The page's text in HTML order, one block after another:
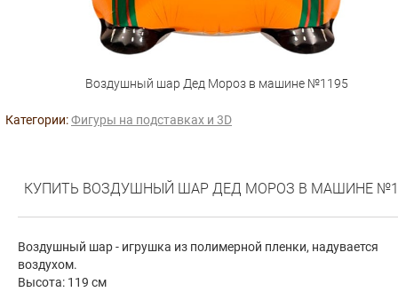
Воздушный шар Дед Мороз в машине №1195
Категории:Фигуры на подставках и 3D
КУПИТЬ ВОЗДУШНЫЙ ШАР ДЕД МОРОЗ В МАШИНЕ
Воздушный шар - игрушка из полимерной пленки, надувается
воздухом.
Высота: 119 см